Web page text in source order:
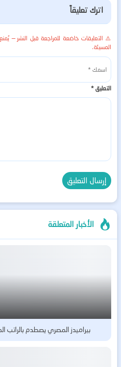
اترك تعليقاً
⚠️ التعليقات خاضعة للمراجعة قبل النشر —
المسيئة.
التعليق*
الأخبار المتعلقة
بيراميدز المصري يصطدم بالراتب